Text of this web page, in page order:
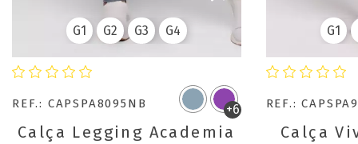
REF.: CAPSPA8095NB +6
Calça Legging Academia
G1 G2 G3 G4
REF.:
Calça
G1